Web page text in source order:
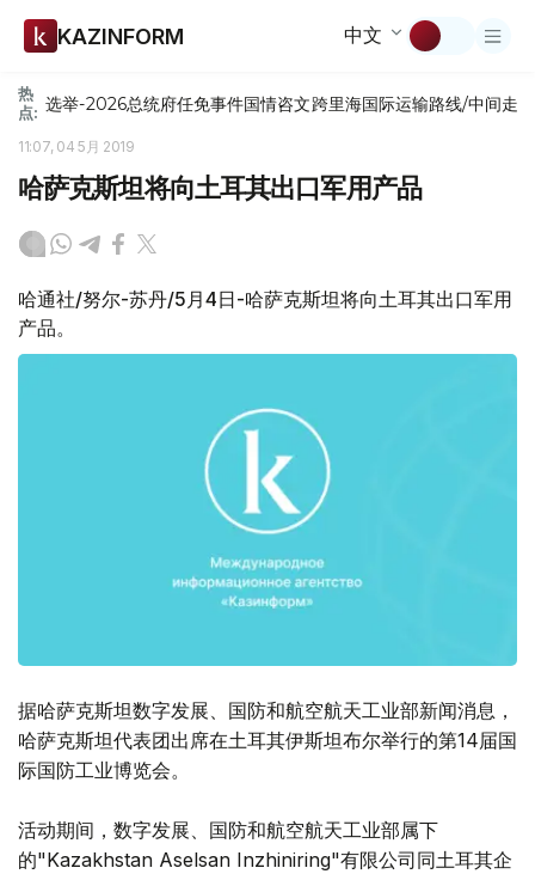
KAZINFORM 中文
热
点: 选举-2026总统府任免事件国情咨文跨里海国际运输路线/中间走廊
11:07, 04 5月 2019
哈萨克斯坦将向土耳其出口军用产品
哈通社/努尔-苏丹/5月4日-哈萨克斯坦将向土耳其出口军用
产品。
据哈萨克斯坦数字发展、国防和航空航天工业部新闻消息，
哈萨克斯坦代表团出席在土耳其伊斯坦布尔举行的第14届国
际国防工业博览会。
活动期间，数字发展、国防和航空航天工业部属下
的"Kazakhstan Aselsan Inzhiniring"有限公司同土耳其企